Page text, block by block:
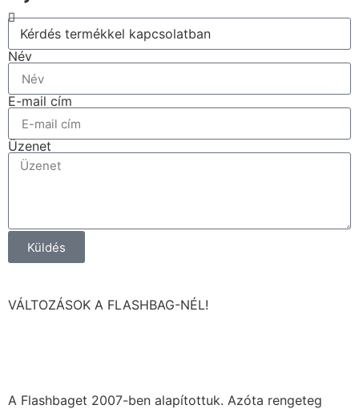
Név
E-mail cím
Üzenet
Küldés
VÁLTOZÁSOK A FLASHBAG-NÉL!
A Flashbaget 2007-ben alapítottuk. Azóta rengeteg